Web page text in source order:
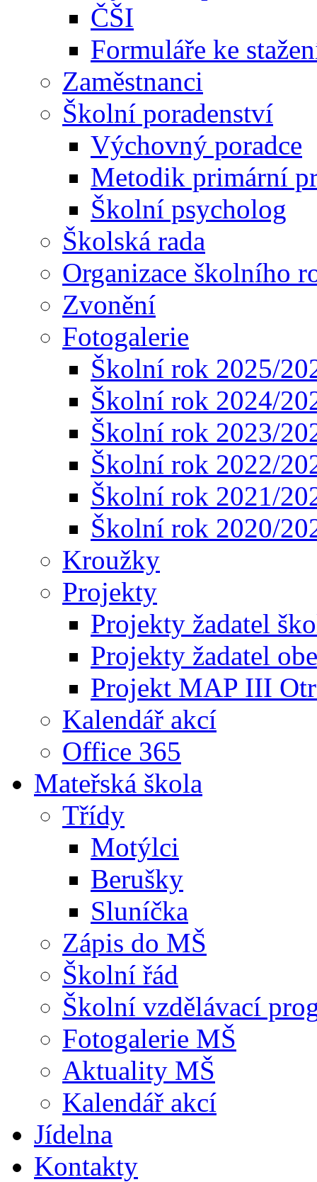
ČŠI
Formuláře ke
Zaměstnanci
Školní poradenství
Výchovný poradce
Metodik primární
Školní psycholog
Školská rada
Organizace školního
Zvonění
Fotogalerie
Školní rok 2025/
Školní rok 2024/
Školní rok 2023/
Školní rok 2022/
Školní rok 2021/
Školní rok 2020/
Kroužky
Projekty
Projekty žadatel
Projekty žadatel
Projekt MAP III
Kalendář akcí
Office 365
Mateřská škola
Třídy
Motýlci
Berušky
Sluníčka
Zápis do MŠ
Školní řád
Školní vzdělávací
Fotogalerie MŠ
Aktuality MŠ
Kalendář akcí
Jídelna
Kontakty